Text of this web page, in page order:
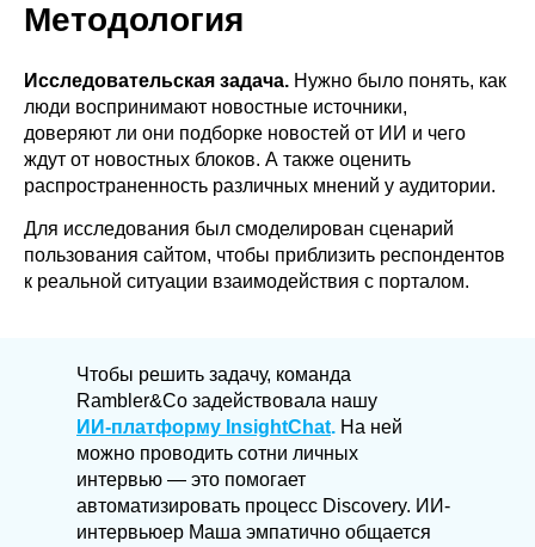
Методология
Исследовательская задача. Нужно было понять, как
люди воспринимают новостные источники,
доверяют ли они подборке новостей от ИИ и чего
ждут от новостных блоков. А также оценить
распространенность различных мнений у аудитории.
Для исследования был смоделирован сценарий
пользования сайтом, чтобы приблизить респондентов
к реальной ситуации взаимодействия с порталом.
Чтобы решить задачу, команда
Rambler&Co задействовала нашу
ИИ-платформу InsightChat. На ней
можно проводить сотни личных
интервью — это помогает
автоматизировать процесс Discovery. ИИ-
интервьюер Маша эмпатично общается